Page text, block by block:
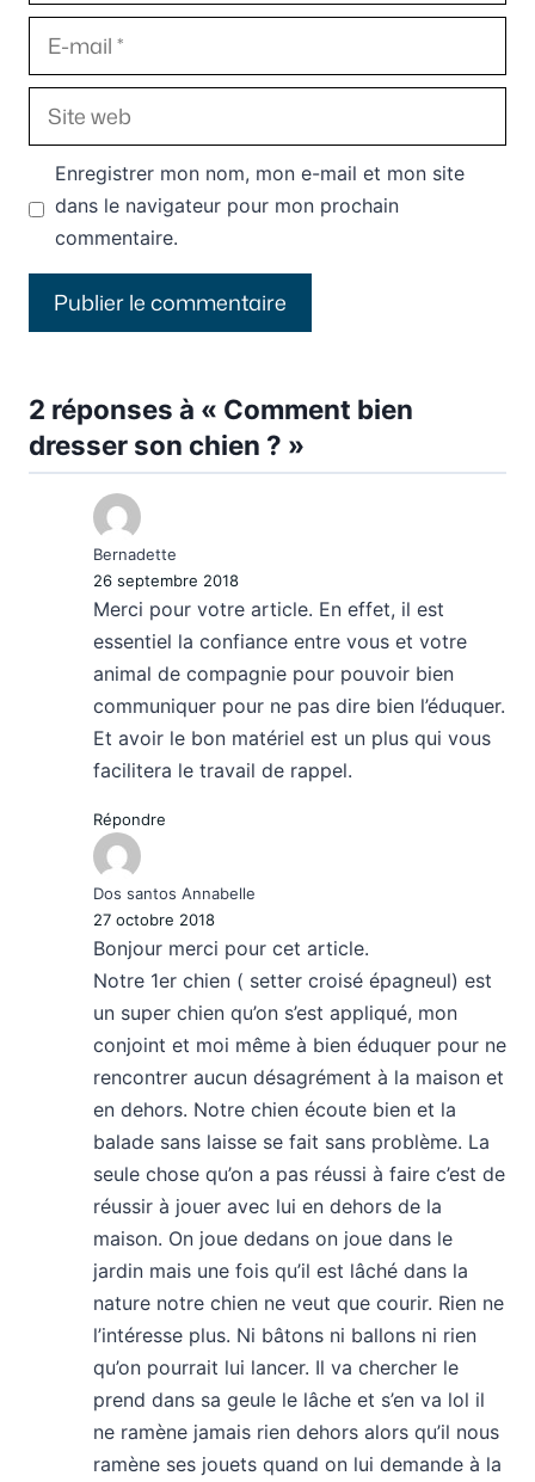
E-
mail
Site
web
Enregistrer mon nom, mon e-mail et mon site
dans le navigateur pour mon prochain
commentaire.
2 réponses à « Comment bien
dresser son chien ? »
Bernadette
26 septembre 2018
Merci pour votre article. En effet, il est
essentiel la confiance entre vous et votre
animal de compagnie pour pouvoir bien
communiquer pour ne pas dire bien l’éduquer.
Et avoir le bon matériel est un plus qui vous
facilitera le travail de rappel.
Répondre
Dos santos Annabelle
27 octobre 2018
Bonjour merci pour cet article.
Notre 1er chien ( setter croisé épagneul) est
un super chien qu’on s’est appliqué, mon
conjoint et moi même à bien éduquer pour ne
rencontrer aucun désagrément à la maison et
en dehors. Notre chien écoute bien et la
balade sans laisse se fait sans problème. La
seule chose qu’on a pas réussi à faire c’est de
réussir à jouer avec lui en dehors de la
maison. On joue dedans on joue dans le
jardin mais une fois qu’il est lâché dans la
nature notre chien ne veut que courir. Rien ne
l’intéresse plus. Ni bâtons ni ballons ni rien
qu’on pourrait lui lancer. Il va chercher le
prend dans sa geule le lâche et s’en va lol il
ne ramène jamais rien dehors alors qu’il nous
ramène ses jouets quand on lui demande à la